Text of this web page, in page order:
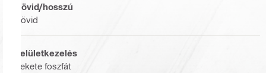
Rövid/hosszú
Rövid
Felületkezelés
Fekete foszfát